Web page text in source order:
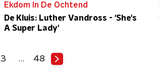
Ekdom In De Ochtend
De Kluis: Luther Vandross - 'She's
A Super Lady'
3 … 48